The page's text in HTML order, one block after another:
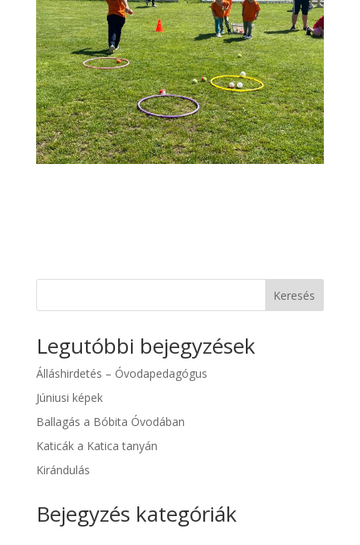
Keresés
Legutóbbi bejegyzések
Álláshirdetés – Óvodapedagógus
Júniusi képek
Ballagás a Bóbita Óvodában
Katicák a Katica tanyán
Kirándulás
Bejegyzés kategóriák